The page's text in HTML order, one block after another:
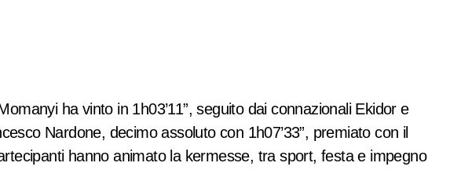
Nardone, decimo assoluto con 1h07’33”, premiato con il
hanno animato la kermesse, tra sport, festa e impegno